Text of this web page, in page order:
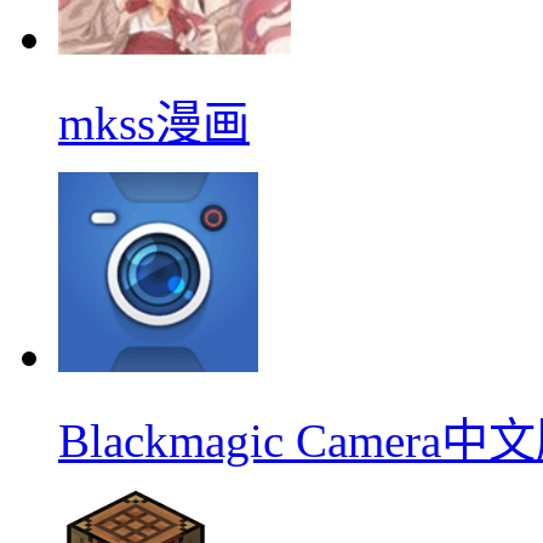
mkss漫画
Blackmagic Camera中